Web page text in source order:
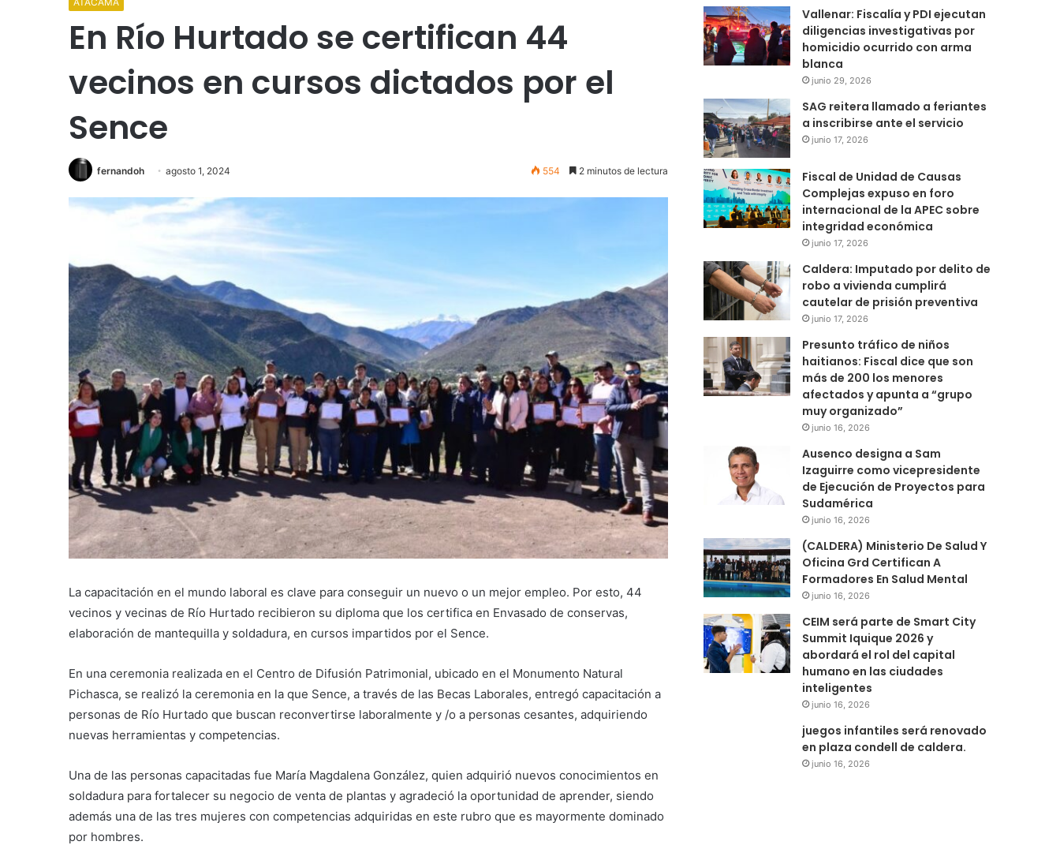
En Río Hurtado se certifican 44
vecinos en cursos dictados por el
Sence
fernandoh agosto 1, 2024 554 2 minutos de lectura
La capacitación en el mundo laboral es clave para conseguir un nuevo o un mejor empleo. Por esto, 44
vecinos y vecinas de Río Hurtado recibieron su diploma que los certifica en Envasado de conservas,
elaboración de mantequilla y soldadura, en cursos impartidos por el Sence.
En una ceremonia realizada en el Centro de Difusión Patrimonial, ubicado en el Monumento Natural
Pichasca, se realizó la ceremonia en la que Sence, a través de las Becas Laborales, entregó capacitación a
personas de Río Hurtado que buscan reconvertirse laboralmente y /o a personas cesantes, adquiriendo
nuevas herramientas y competencias.
Una de las personas capacitadas fue María Magdalena González, quien adquirió nuevos conocimientos en
soldadura para fortalecer su negocio de venta de plantas y agradeció la oportunidad de aprender, siendo
además una de las tres mujeres con competencias adquiridas en este rubro que es mayormente dominado
por hombres.
Vallenar: Fiscalía y PDI ejecutan
diligencias investigativas por
homicidio ocurrido con arma
blanca
junio 29, 2026
SAG reitera llamado a feriantes
a inscribirse ante el servicio
junio 17, 2026
Fiscal de Unidad de Causas
Complejas expuso en foro
internacional de la APEC sobre
integridad económica
junio 17, 2026
Caldera: Imputado por delito de
robo a vivienda cumplirá
cautelar de prisión preventiva
junio 17, 2026
Presunto tráfico de niños
haitianos: Fiscal dice que son
más de 200 los menores
afectados y apunta a “grupo
muy organizado”
junio 16, 2026
Ausenco designa a Sam
Izaguirre como vicepresidente
de Ejecución de Proyectos para
Sudamérica
junio 16, 2026
(CALDERA) Ministerio De Salud Y
Oficina Grd Certifican A
Formadores En Salud Mental
junio 16, 2026
CEIM será parte de Smart City
Summit Iquique 2026 y
abordará el rol del capital
humano en las ciudades
inteligentes
junio 16, 2026
juegos infantiles será renovado
en plaza condell de caldera.
junio 16, 2026